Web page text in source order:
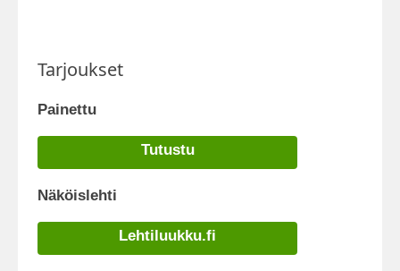
Tarjoukset
Painettu
Tutustu
Näköislehti
Lehtiluukku.fi